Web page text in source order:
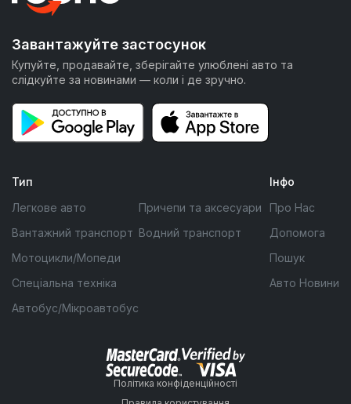
Завантажуйте застосунок
Купуйте, продавайте, зберігайте улюблені авто та
слідкуйте за новинами — коли і де зручно.
Тип
Легкове авто
Вантажний транспорт
Мотоцикли/Мопеди
Спеціальна техніка
Автобус/Мікроавтобус
Причепи та аксесуари
Водний транспорт
Інфо
Про Нас
Допомога
Пошук
Авто Новини
Політика конфіденційності